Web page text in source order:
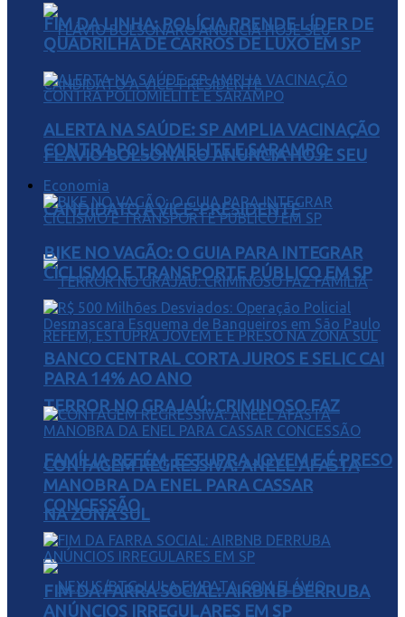
FLÁVIO BOLSONARO ANUNCIA HOJE SEU
CANDIDATO A VICE-PRESIDENTE
TERROR NO GRAJAÚ: CRIMINOSO FAZ
FAMÍLIA REFÉM, ESTUPRA JOVEM E É PRESO
NA ZONA SUL
FIM DA LINHA: POLÍCIA PRENDE LÍDER DE
QUADRILHA DE CARROS DE LUXO EM SP
ALERTA NA SAÚDE: SP AMPLIA VACINAÇÃO
CONTRA POLIOMIELITE E SARAMPO
Economia
BIKE NO VAGÃO: O GUIA PARA INTEGRAR
CICLISMO E TRANSPORTE PÚBLICO EM SP
BANCO CENTRAL CORTA JUROS E SELIC CAI
PARA 14% AO ANO
CONTAGEM REGRESSIVA: ANEEL AFASTA
MANOBRA DA ENEL PARA CASSAR
CONCESSÃO
FIM DA FARRA SOCIAL: AIRBNB DERRUBA
ANÚNCIOS IRREGULARES EM SP